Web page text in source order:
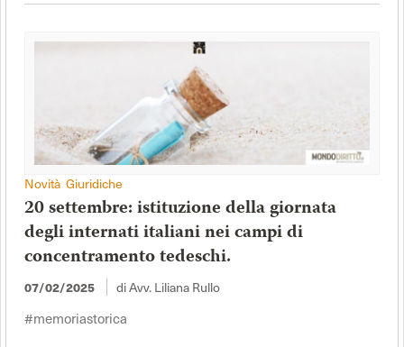
Novità Giuridiche
20 settembre: istituzione della giornata
degli internati italiani nei campi di
concentramento tedeschi.
07/02/2025 di Avv. Liliana Rullo
#memoriastorica